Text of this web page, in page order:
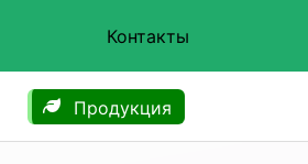
Контакты
Продукция